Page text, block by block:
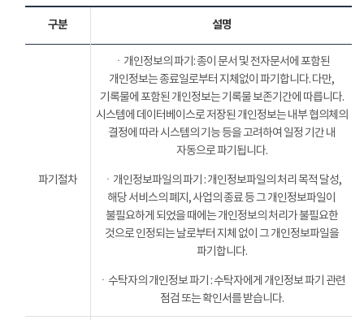
구분 설명
파기절차
ㆍ개인정보의 파기: 종이 문서 및 전자문서에 포함된
개인정보는 종료일로부터 지체없이 파기합니다. 다만,
기록물에 포함된 개인정보는 기록물 보존기간에 따릅니다.
시스템에 데이터베이스로 저장된 개인정보는 내부 협의체의
결정에 따라 시스템의 기능 등을 고려하여 일정 기간 내
자동으로 파기됩니다.
ㆍ개인정보파일의 파기 : 개인정보파일의 처리 목적 달성,
해당 서비스의 폐지, 사업의 종료 등 그 개인정보파일이
불필요하게 되었을 때에는 개인정보의 처리가 불필요한
것으로 인정되는 날로부터 지체 없이 그 개인정보파일을
파기합니다.
ㆍ수탁자의 개인정보 파기 : 수탁자에게 개인정보 파기 관련
점검 또는 확인서를 받습니다.